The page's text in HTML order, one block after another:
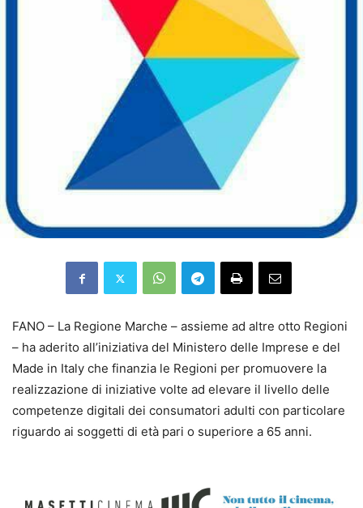
FANO – La Regione Marche – assieme ad altre otto Regioni
– ha aderito all’iniziativa del Ministero delle Imprese e del
Made in Italy che finanzia le Regioni per promuovere la
realizzazione di iniziative volte ad elevare il livello delle
competenze digitali dei consumatori adulti con particolare
riguardo ai soggetti di età pari o superiore a 65 anni.